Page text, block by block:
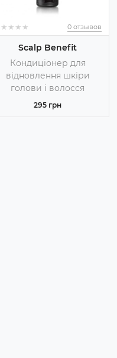
★
★ ★
★ ★
★ ★
★ 0 отзывов
Scalp Benefit
Кондиціонер для
відновлення шкіри
голови і волосся
295 грн